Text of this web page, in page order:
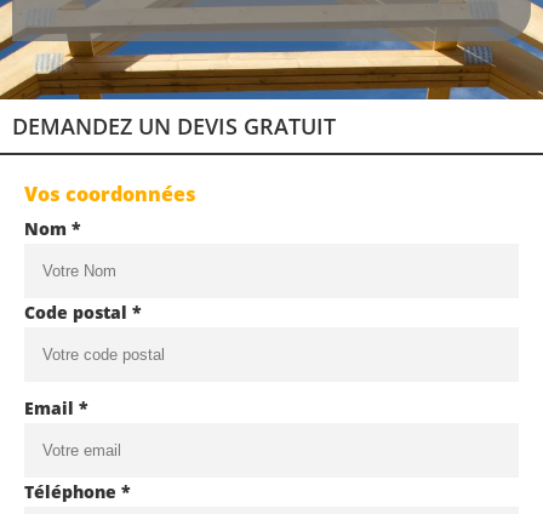
DEMANDEZ UN DEVIS GRATUIT
Vos coordonnées
Nom *
Code postal *
Email *
Téléphone *